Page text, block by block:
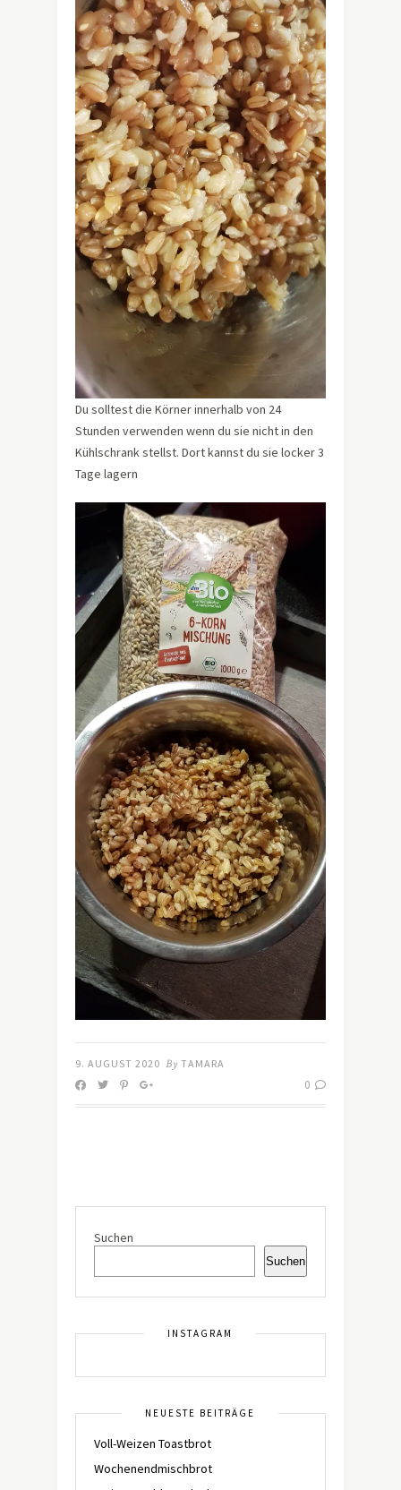
Du solltest die Körner innerhalb von 24
Stunden verwenden wenn du sie nicht in den
Kühlschrank stellst. Dort kannst du sie locker 3
Tage lagern
9. AUGUST 2020 By TAMARA
0
Suchen
Suchen
INSTAGRAM
NEUESTE BEITRÄGE
Voll-Weizen Toastbrot
Wochenendmischbrot